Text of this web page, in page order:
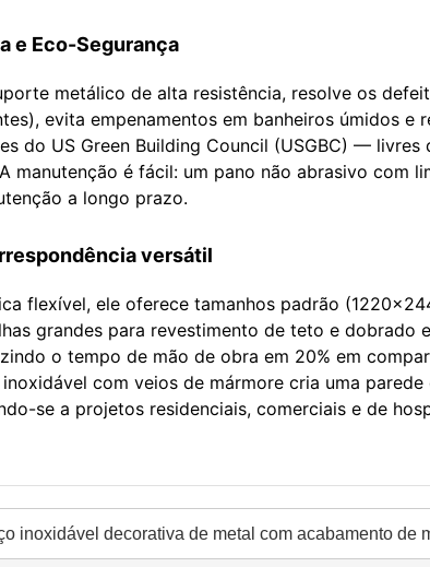
e Eco-Segurança
metálico de alta resistência, resolve os
evita empenamentos em banheiros úmidos
do US Green Building Council (USGBC) —
manutenção é fácil: um pano não abrasivo com
a longo prazo.
versátil
flexível, ele oferece tamanhos padrão
grandes para revestimento de teto e
o tempo de mão de obra em 20% em
com veios de mármore cria uma
se a projetos residenciais, comerciais e de
inoxidável decorativa de metal com acabamento de